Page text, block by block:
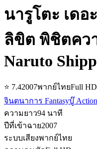
นารูโตะ เดอ
ลิขิต พิชิตคว
Naruto
⭐ 7.42007พากย์ไทยFull HD
จินตนาการ Fantasyบู๊ Action
ความยาว94 นาที
ปีที่เข้าฉาย2007
ระบบเสียงพากย์ไทย